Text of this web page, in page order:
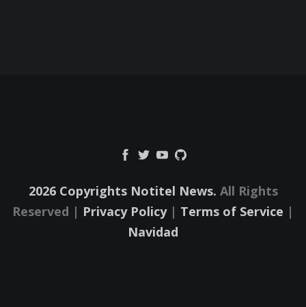
2026 Copyrights Notitel News. All Rights
Reserved | Privacy Policy| Terms of Service |
Navidad